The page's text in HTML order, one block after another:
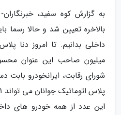
به گزارش کوه سفید،
بالاخره تعیین شد و حالا رسما
میلیون صاحب این عنوان
شورای رقابت، ایرانخودرو
این عدد از همه خودرو های